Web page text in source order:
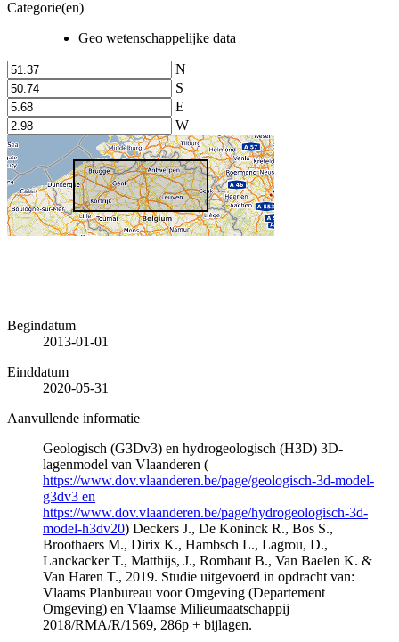
Categorie(en)
Geo wetenschappelijke data
N
S
E
W
Begindatum
2013-01-01
Einddatum
2020-05-31
Aanvullende informatie
Geologisch (G3Dv3) en hydrogeologisch (H3D) 3D-
lagenmodel van Vlaanderen (
https://www.dov.vlaanderen.be/page/geologisch-3d-model-
g3dv3 en
https://www.dov.vlaanderen.be/page/hydrogeologisch-3d-
model-h3dv20) Deckers J., De Koninck R., Bos S.,
Broothaers M., Dirix K., Hambsch L., Lagrou, D.,
Lanckacker T., Matthijs, J., Rombaut B., Van Baelen K. &
Van Haren T., 2019. Studie uitgevoerd in opdracht van:
Vlaams Planbureau voor Omgeving (Departement
Omgeving) en Vlaamse Milieumaatschappij
2018/RMA/R/1569, 286p + bijlagen.